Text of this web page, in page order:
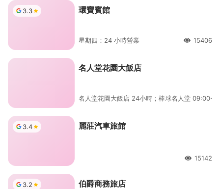
3.3 環寶賓館
星期四：24 小時營業 人氣15406
名人堂花園大飯店
名人堂花園大飯店 24小時；棒球名人堂 09:00-
3.4 麗莊汽車旅館
人氣15142
3.2 伯爵商務旅店